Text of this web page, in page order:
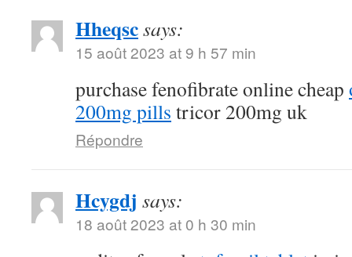
Hheqscsays:
15 août 2023 at 9 h 57 min
purchase fenofibrate online cheap
200mg pills tricor 200mg uk
Répondre
Hcygdj says:
18 août 2023 at 0 h 30 min